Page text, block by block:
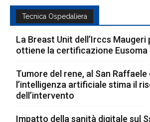
Tecnica Ospedaliera
La Breast Unit dell’Irccs Maugeri
ottiene la certificazione Eusoma
Tumore del rene, al San Raffaele
l’intelligenza artificiale stima il
dell’intervento
Impatto della sanità digitale sul